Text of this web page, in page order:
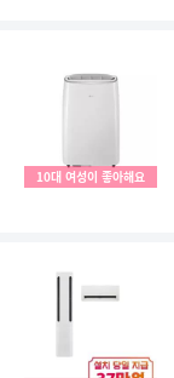
10대 여성이 좋아해요